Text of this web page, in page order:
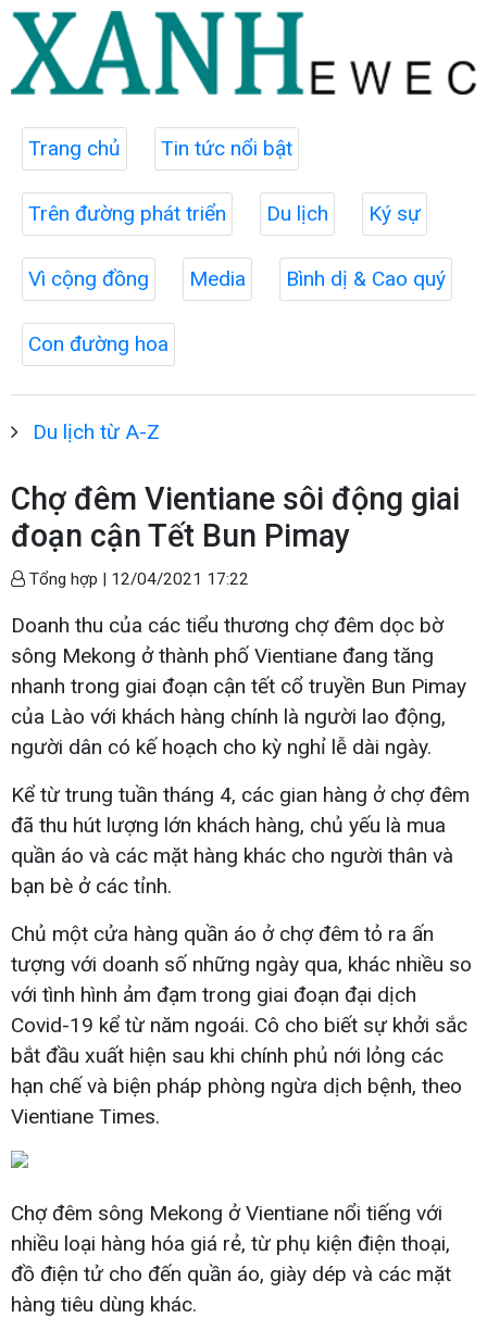
Trang chủ Tin tức nổi bật
Trên đường phát triển Du lịch Ký sự
Vì cộng đồng Media Bình dị & Cao quý
Con đường hoa
Du lịch từ A-Z
Chợ đêm Vientiane sôi động giai
đoạn cận Tết Bun Pimay
Tổng hợp | 12/04/2021 17:22
Doanh thu của các tiểu thương chợ đêm dọc bờ
sông Mekong ở thành phố Vientiane đang tăng
nhanh trong giai đoạn cận tết cổ truyền Bun Pimay
của Lào với khách hàng chính là người lao động,
người dân có kế hoạch cho kỳ nghỉ lễ dài ngày.
Kể từ trung tuần tháng 4, các gian hàng ở chợ đêm
đã thu hút lượng lớn khách hàng, chủ yếu là mua
quần áo và các mặt hàng khác cho người thân và
bạn bè ở các tỉnh.
Chủ một cửa hàng quần áo ở chợ đêm tỏ ra ấn
tượng với doanh số những ngày qua, khác nhiều so
với tình hình ảm đạm trong giai đoạn đại dịch
Covid-19 kể từ năm ngoái. Cô cho biết sự khởi sắc
bắt đầu xuất hiện sau khi chính phủ nới lỏng các
hạn chế và biện pháp phòng ngừa dịch bệnh, theo
Vientiane Times.
Chợ đêm sông Mekong ở Vientiane nổi tiếng với
nhiều loại hàng hóa giá rẻ, từ phụ kiện điện thoại,
đồ điện tử cho đến quần áo, giày dép và các mặt
hàng tiêu dùng khác.